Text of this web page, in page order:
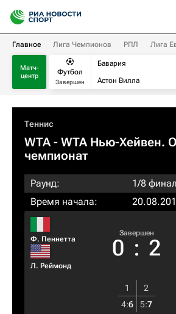
Главное Лига Чемпионов РПЛ Лига
Матч-
центр
Футбол
Завершен
Бавария
Астон Вилла
Теннис
WTA- WTA Нью-Хейвен.
чемпионат
Раунд:
1/8
Время начала:
Ф. Пеннетта
Л. Реймонд
Завершен
0 : 2
1
2
4:6 5:7